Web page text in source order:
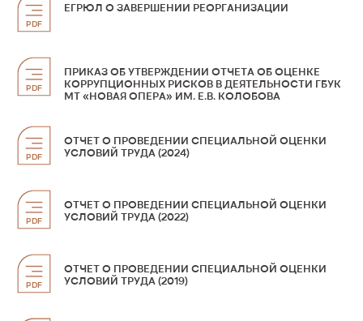
PDF
ЕГРЮЛ О ЗАВЕРШЕНИИ РЕОРГАНИЗАЦИИ
PDF
ПРИКАЗ ОБ УТВЕРЖДЕНИИ ОТЧЕТА ОБ ОЦЕНКЕ
КОРРУПЦИОННЫХ РИСКОВ В ДЕЯТЕЛЬНОСТИ ГБУК
МТ «НОВАЯ ОПЕРА» ИМ. Е.В. КОЛОБОВА
PDF
ОТЧЕТ О ПРОВЕДЕНИИ СПЕЦИАЛЬНОЙ ОЦЕНКИ
УСЛОВИЙ ТРУДА (2024)
PDF
ОТЧЕТ О ПРОВЕДЕНИИ СПЕЦИАЛЬНОЙ ОЦЕНКИ
УСЛОВИЙ ТРУДА (2022)
PDF
ОТЧЕТ О ПРОВЕДЕНИИ СПЕЦИАЛЬНОЙ ОЦЕНКИ
УСЛОВИЙ ТРУДА (2019)